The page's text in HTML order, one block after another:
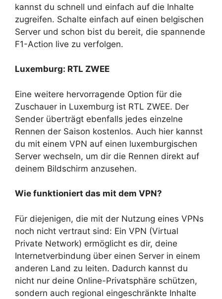
kannst du schnell und einfach auf die Inhalte
zugreifen. Schalte einfach auf einen belgischen
Server und schon bist du bereit, die spannende
F1-Action live zu verfolgen.
Luxemburg: RTL ZWEE
Eine weitere hervorragende Option für die
Zuschauer in Luxemburg ist RTL ZWEE. Der
Sender überträgt ebenfalls jedes einzelne
Rennen der Saison kostenlos. Auch hier kannst
du mit einem VPN auf einen luxemburgischen
Server wechseln, um dir die Rennen direkt auf
deinem Bildschirm anzusehen.
Wie funktioniert das mit dem VPN?
Für diejenigen, die mit der Nutzung eines VPNs
noch nicht vertraut sind: Ein VPN (Virtual
Private Network) ermöglicht es dir, deine
Internetverbindung über einen Server in einem
anderen Land zu leiten. Dadurch kannst du
nicht nur deine Online-Privatsphäre schützen,
sondern auch regional eingeschränkte Inhalte